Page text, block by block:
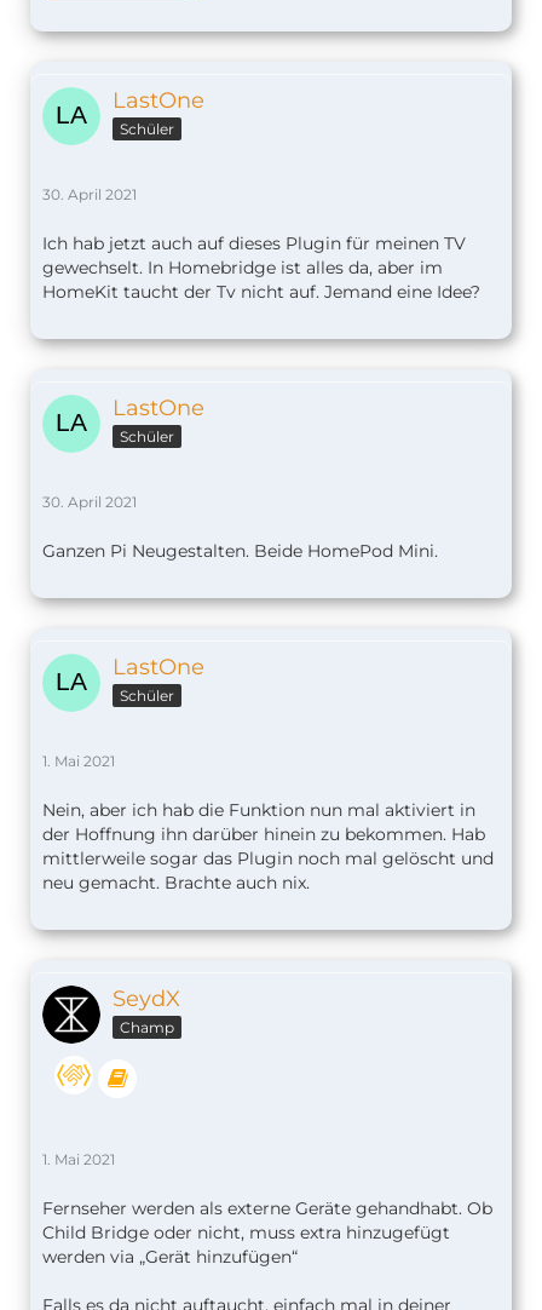
LastOne
Schüler
30. April 2021
Ich hab jetzt auch auf dieses Plugin für meinen TV
gewechselt. In Homebridge ist alles da, aber im
HomeKit taucht der Tv nicht auf. Jemand eine Idee?
LastOne
Schüler
30. April 2021
Ganzen Pi Neugestalten. Beide HomePod Mini.
LastOne
Schüler
1. Mai 2021
Nein, aber ich hab die Funktion nun mal aktiviert in
der Hoffnung ihn darüber hinein zu bekommen. Hab
mittlerweile sogar das Plugin noch mal gelöscht und
neu gemacht. Brachte auch nix.
SeydX
Champ
1. Mai 2021
Fernseher werden als externe Geräte gehandhabt. Ob
Child Bridge oder nicht, muss extra hinzugefügt
werden via „Gerät hinzufügen“
Falls es da nicht auftaucht, einfach mal in deiner